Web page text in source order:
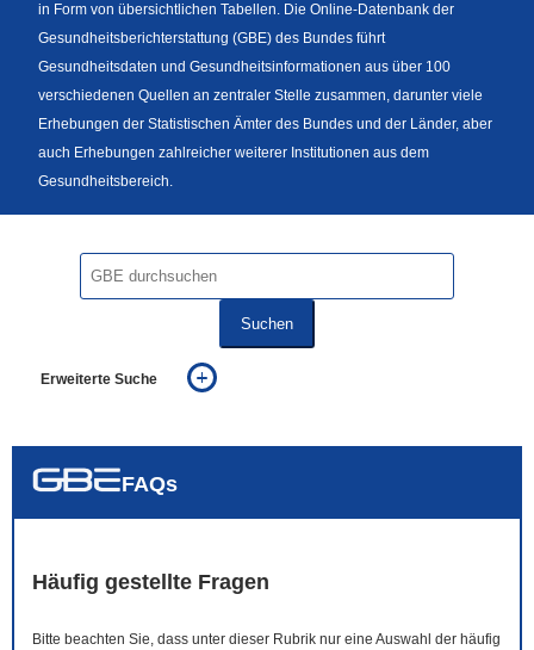
Fußzeile
in Form von übersichtlichen Tabellen. Die Online-Datenbank der
Gesundheitsberichterstattung (GBE) des Bundes führt
Gesundheitsdaten und Gesundheitsinformationen aus über 100
verschiedenen Quellen an zentraler Stelle zusammen, darunter viele
Erhebungen der Statistischen Ämter des Bundes und der Länder, aber
auch Erhebungen zahlreicher weiterer Institutionen aus dem
Gesundheitsbereich.
Suchen
Erweiterte Suche
auch in allen Texten suchen (Volltextsuche)
FAQs
Häufig gestellte Fragen
Bitte beachten Sie, dass unter dieser Rubrik nur eine Auswahl der häufig